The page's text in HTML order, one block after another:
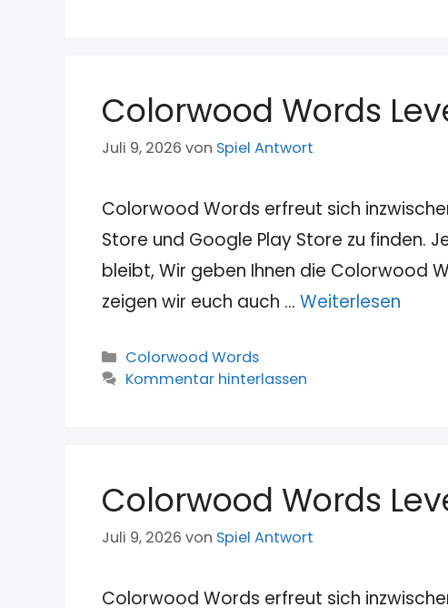
Colorwood Words
Juli 9, 2026 von Spiel Antwort
Colorwood Words erfreut sich
Store und Google Play Store zu finden.
bleibt, Wir geben Ihnen die Colorwood
zeigen wir euch auch … Weiterlesen
Kategorien
Colorwood Words
Kommentar hinterlassen
Colorwood Words
Juli 9, 2026 von Spiel Antwort
Colorwood Words erfreut sich